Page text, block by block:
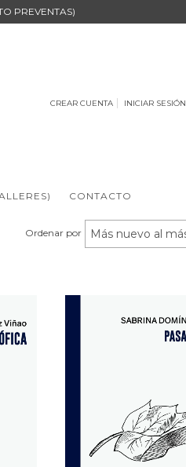
PREVENTAS)
CREAR CUENTA INICIAR SESIÓN
CONTACTO
Ordenar por